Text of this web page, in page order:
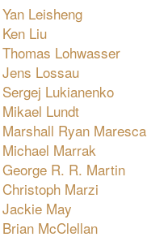
Yan Leisheng
Ken Liu
Thomas Lohwasser
Jens Lossau
Sergej Lukianenko
Mikael Lundt
Marshall Ryan Maresca
Michael Marrak
George R. R. Martin
Christoph Marzi
Jackie May
Brian McClellan